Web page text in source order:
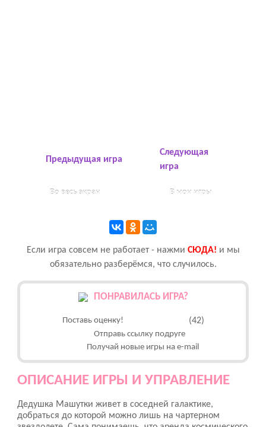
Предыдущая игра
Во весь экран В мои игры
Следующая
игра
Если игра совсем не работает - нажми CЮДА! и мы
обязательно разберёмся, что случилось.
ПОНРАВИЛАСЬ ИГРА?
Поставь оценку! (42)
Отправь ссылку подруге
Получай новые игры на e-mail
ОПИСАНИЕ ИГРЫ И УПРАВЛЕНИЕ
Дедушка Машутки живет в соседней галактике,
добраться до которой можно лишь на чартерном